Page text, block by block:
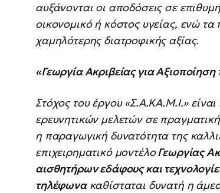
αυξάνονται οι αποδόσεις σε
οικονομικό ή κόστος υγείας, ενώ
χαμηλότερης διατροφικής αξίας.
«Γεωργία Ακριβείας για
Στόχος του έργου «Σ.Α.ΚΑ.Μ.Ι.»
ερευνητικών μελετών σε
η παραγωγική δυνατότητα της
επιχειρηματικό μοντέλοΓεωργίας
αισθητήρων εδάφους και
τηλέφωνακαθίσταται δυνατή η